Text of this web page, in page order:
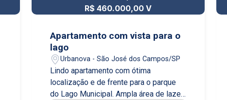
R$ 460.000,00 V
Apartamento com vista para o
lago
Urbanova - São José dos Campos/SP
Lindo apartamento com ótima
localização e de frente para o parque
do Lago Municipal. Ampla área de lazer,